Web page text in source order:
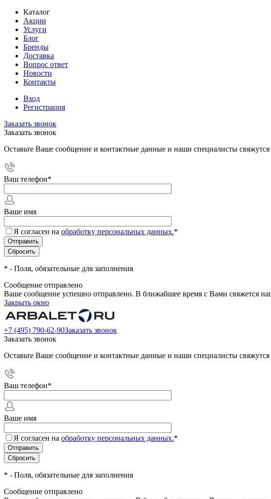
Каталог
Акции
Услуги
Блог
Бренды
Доставка
Вопрос ответ
Новости
Контакты
Вход
Регистрация
Заказать звонок
Заказать звонок
Оставьте Ваше сообщение и контактные данные и наши специалисты
Ваш телефон*
Ваше имя
Я согласен на обработку персональных данных.*
* - Поля, обязательные для заполнения
Сообщение отправлено
Ваше сообщение успешно отправлено. В ближайшее время с Вами свяжется
Закрыть окно
+7 (495) 790-62-90Заказать звонок
Заказать звонок
Оставьте Ваше сообщение и контактные данные и наши специалисты
Ваш телефон*
Ваше имя
Я согласен на обработку персональных данных.*
* - Поля, обязательные для заполнения
Сообщение отправлено